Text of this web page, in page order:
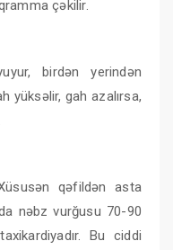
çəkilir.
birdən yerindən
yüksəlir, gah azalırsa,
qəfildən asta
nəbz vurğusu 70-90
Bu ciddi